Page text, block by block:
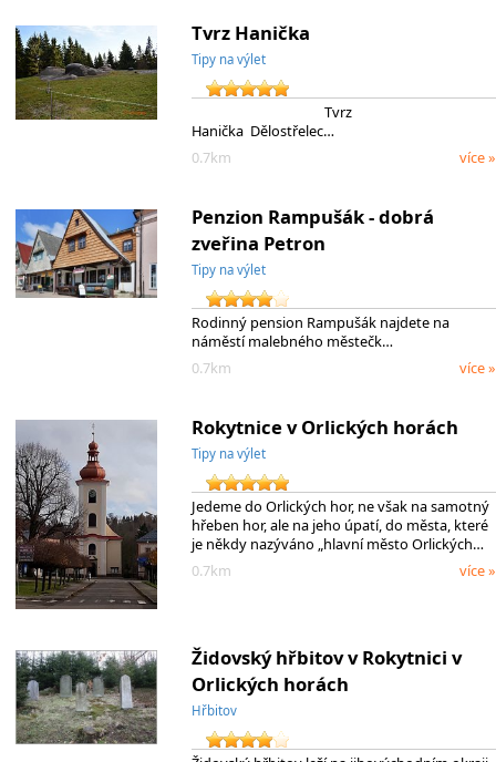
Tvrz Hanička
Tipy na výlet
Tvrz
Hanička Dělostřelec…
0.7km
více »
Penzion Rampušák - dobrá
zveřina Petron
Tipy na výlet
Rodinný pension Rampušák najdete na
náměstí malebného městečk…
0.7km
více »
Rokytnice v Orlických horách
Tipy na výlet
Jedeme do Orlických hor, ne však na samotný
hřeben hor, ale na jeho úpatí, do města, které
je někdy nazýváno „hlavní město Orlických…
0.7km
více »
Židovský hřbitov v Rokytnici v
Orlických horách
Hřbitov